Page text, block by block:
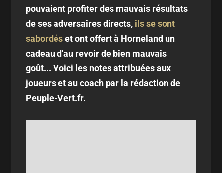
pouvaient profiter des mauvais résultats
de ses adversaires directs, ils se sont
sabordéset ont offert à Horneland un
cadeau d'au revoir de bien mauvais
goût... Voici les notes attribuées aux
joueurs et au coach par la rédaction de
Peuple-Vert.fr.